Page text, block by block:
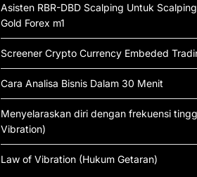
Asisten RBR-DBD Scalping Untuk
Gold Forex m1
Screener Crypto Currency Embeded
Cara Analisa Bisnis Dalam 30 Menit
Menyelaraskan diri dengan frekuensi
Vibration)
Law of Vibration (Hukum Getaran)